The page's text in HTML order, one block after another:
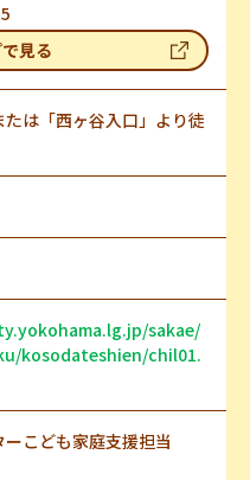
見る
は「西ヶ谷入口」より徒
sakae/
kosodateshien/chil01.
こども家庭支援担当